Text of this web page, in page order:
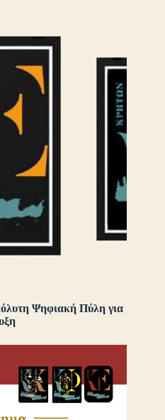
Ψηφιακή Πύλη για